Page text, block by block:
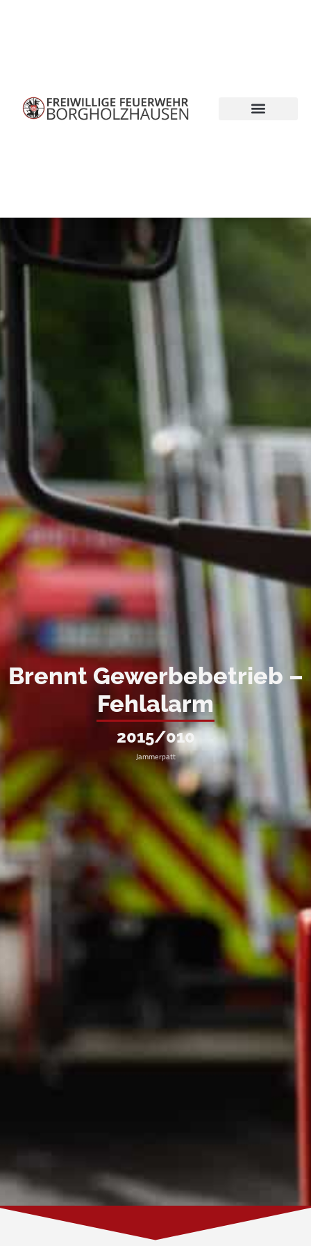
Brennt Gewerbebetrieb –
Fehlalarm
2015/010
Jammerpatt